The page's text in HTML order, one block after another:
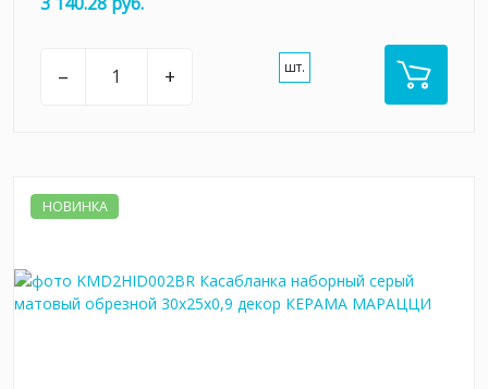
– + шт.
НОВИНКА